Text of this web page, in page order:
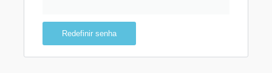
Redefinir senha